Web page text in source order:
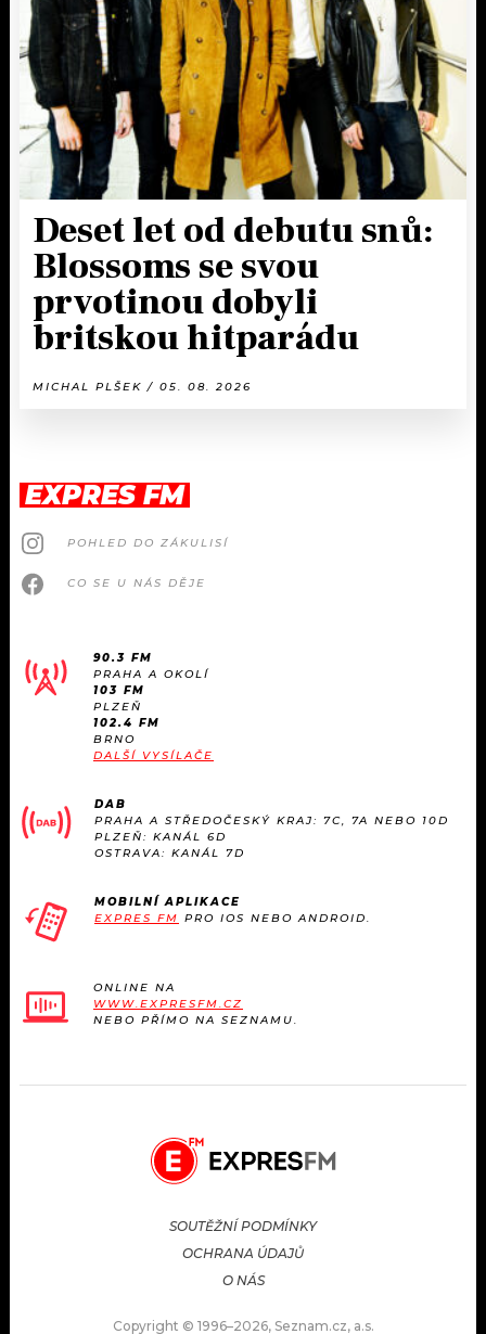
Deset let od debutu snů:
Blossoms se svou
prvotinou dobyli
britskou hitparádu
MICHAL PLŠEK / 05. 08. 2026
EXPRES FM
POHLED DO ZÁKULISÍ
CO SE U NÁS DĚJE
90.3 FM
PRAHA A OKOLÍ
103 FM
PLZEŇ
102.4 FM
BRNO
DALŠÍ VYSÍLAČE
DAB
PRAHA A STŘEDOČESKÝ KRAJ: 7C, 7A NEBO 10D
PLZEŇ: KANÁL 6D
OSTRAVA: KANÁL 7D
MOBILNÍ APLIKACE
EXPRES FM PRO IOS NEBO ANDROID.
ONLINE NA
WWW.EXPRESFM.CZ
NEBO PŘÍMO NA SEZNAMU.
SOUTĚŽNÍ PODMÍNKY
OCHRANA ÚDAJŮ
O NÁS
Copyright © 1996–2026, Seznam.cz, a.s.